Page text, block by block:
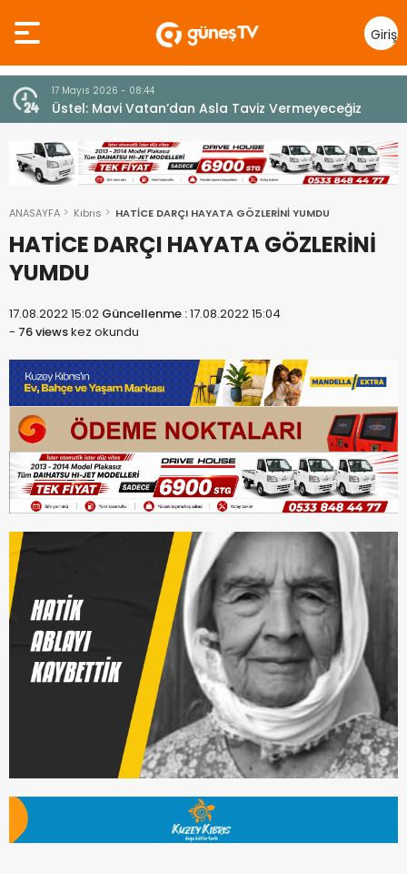
Giriş
Yap
7 Ağustos 2026 - 12:36
ÜSTEL: “ERENKÖY RUHU SONSUZA DEK YAŞAYACAK”
ANASAYFA Kıbrıs HATİCE DARÇI HAYATA GÖZLERİNİ YUMDU
HATİCE DARÇI HAYATA GÖZLERİNİ
YUMDU
17.08.2022 15:02 Güncellenme :17.08.2022 15:04
- 76 viewskez okundu